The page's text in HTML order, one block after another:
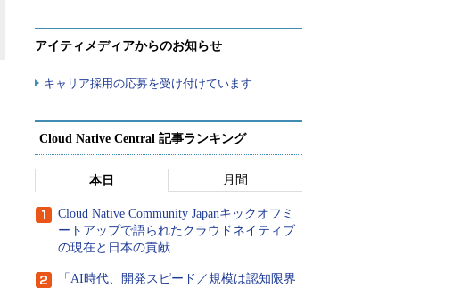
アイティメディアからのお知らせ
キャリア採用の応募を受け付けています
Cloud Native Central 記事ランキング
本日 月間
Cloud Native Community Japanキックオフミ
ートアップで語られたクラウドネイティブ
の現在と日本の貢献
「AI時代、開発スピード／規模は認知限界